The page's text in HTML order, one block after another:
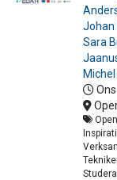
Johan
Sara